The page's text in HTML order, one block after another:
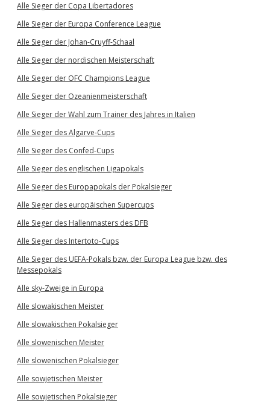
Alle Sieger der Copa Libertadores
Alle Sieger der Europa Conference League
Alle Sieger der Johan-Cruyff-Schaal
Alle Sieger der nordischen Meisterschaft
Alle Sieger der OFC Champions League
Alle Sieger der Ozeanienmeisterschaft
Alle Sieger der Wahl zum Trainer des Jahres in Italien
Alle Sieger des Algarve-Cups
Alle Sieger des Confed-Cups
Alle Sieger des englischen Ligapokals
Alle Sieger des Europapokals der Pokalsieger
Alle Sieger des europäischen Supercups
Alle Sieger des Hallenmasters des DFB
Alle Sieger des Intertoto-Cups
Alle Sieger des UEFA-Pokals bzw. der Europa League bzw. des
Messepokals
Alle sky-Zweige in Europa
Alle slowakischen Meister
Alle slowakischen Pokalsieger
Alle slowenischen Meister
Alle slowenischen Pokalsieger
Alle sowjetischen Meister
Alle sowjetischen Pokalsieger